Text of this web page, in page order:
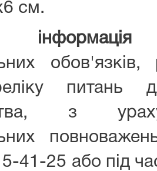
см.
інформація
питань
з
41-25 або під